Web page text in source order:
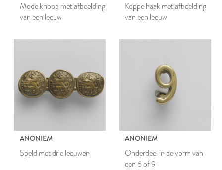
Modelknoop met afbeelding
van een leeuw
Koppelhaak met afbeelding
van een leeuw
ANONIEM
Speld met drie leeuwen
ANONIEM
Onderdeel in de vorm van
een 6 of 9